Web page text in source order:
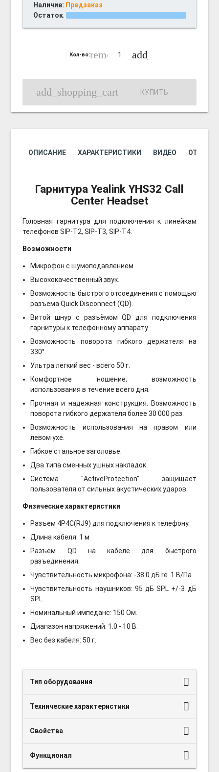
Наличие: Предзаказ
Остаток:
Кол-во:remove_circle_outline
add_circle_outline
add_shopping_cart КУПИТЬ
ОПИСАНИЕ ХАРАКТЕРИСТИКИ ВИДЕО
Гарнитура Yealink YHS32 Call
Center Headset
Головная гарнитура для подключения к линейкам
телефонов SIP-T2, SIP-T3, SIP-T4.
Возможности
Микрофон с шумоподавлением.
Высококачественный звук.
Возможность быстрого отсоединения с помощью
разъема Quick Disconnect (QD).
Витой шнур с разъёмом QD для подключения
гарнитуры к телефонному аппарату
Возможность поворота гибкого держателя на
330°.
Ультра легкий вес - всего 50 г.
Комфортное ношение, возможность
использования в течение всего дня.
Прочная и надежная конструкция. Возможность
поворота гибкого держателя более 30 000 раз.
Возможность использования на правом или
левом ухе.
Гибкое стальное заголовье.
Два типа сменных ушных накладок.
Система "ActiveProtection" защищает
пользователя от сильных акустических ударов.
Физические характеристики
Разъем 4P4C(RJ9) для подключения к телефону.
Длина кабеля: 1 м
Разъем QD на кабеле для быстрого
разъединения.
Чувствительность микрофона: -38.0 дБ re. 1 В/Па.
Чувствительность наушников: 95 дБ SPL +/-3 дБ
SPL.
Номинальный импеданс: 150 Ом.
Диапазон напряжений: 1.0 - 10 В.
Вес без кабеля: 50 г.
Тип оборудования
Технические характеристики
Свойства
Функционал